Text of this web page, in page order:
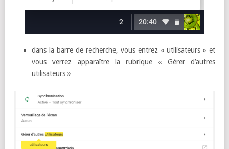
dans la barre de recherche, vous entrez « utilisateurs » et
vous verrez apparaître la rubrique « Gérer d’autres
utilisateurs »